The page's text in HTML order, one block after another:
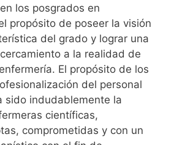
los posgrados en
propósito de poseer la visión
del grado y lograr una
a la realidad de
El propósito de los
del personal
sido indudablemente la
científicas,
comprometidas y con un